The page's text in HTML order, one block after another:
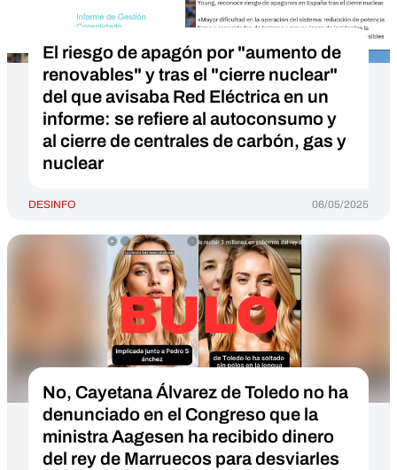
El riesgo de apagón por "aumento de
renovables" y tras el "cierre nuclear"
del que avisaba Red Eléctrica en un
informe: se refiere al autoconsumo y
al cierre de centrales de carbón, gas y
nuclear
DESINFO 06/05/2025
No, Cayetana Álvarez de Toledo no ha
denunciado en el Congreso que la
ministra Aagesen ha recibido dinero
del rey de Marruecos para desviarles